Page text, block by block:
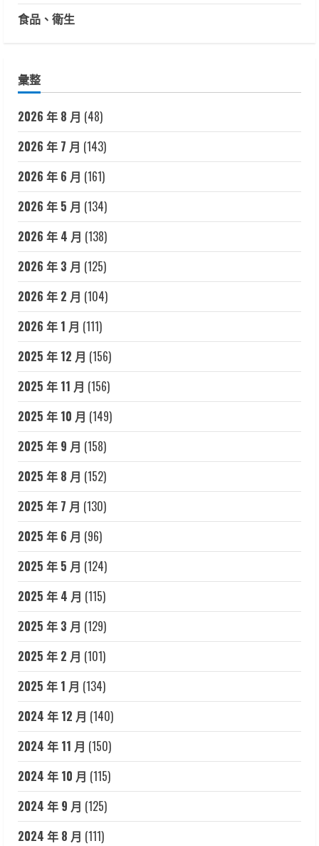
食品、衛生
彙整
2026 年 8 月 (48)
2026 年 7 月 (143)
2026 年 6 月 (161)
2026 年 5 月 (134)
2026 年 4 月 (138)
2026 年 3 月 (125)
2026 年 2 月 (104)
2026 年 1 月 (111)
2025 年 12 月 (156)
2025 年 11 月 (156)
2025 年 10 月 (149)
2025 年 9 月 (158)
2025 年 8 月 (152)
2025 年 7 月 (130)
2025 年 6 月 (96)
2025 年 5 月 (124)
2025 年 4 月 (115)
2025 年 3 月 (129)
2025 年 2 月 (101)
2025 年 1 月 (134)
2024 年 12 月 (140)
2024 年 11 月 (150)
2024 年 10 月 (115)
2024 年 9 月 (125)
2024 年 8 月 (111)